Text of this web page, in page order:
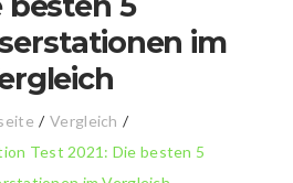
im
/ Vergleich /
Test 2021: Die besten 5